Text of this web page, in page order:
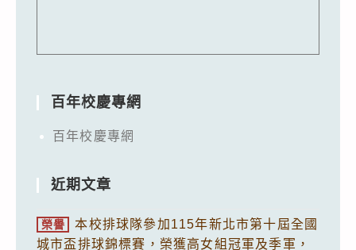
百年校慶專網
百年校慶專網
近期文章
榮譽
本校排球隊參加115年新北市第十屆全國
城市盃排球錦標賽，榮獲高女組冠軍及季軍，